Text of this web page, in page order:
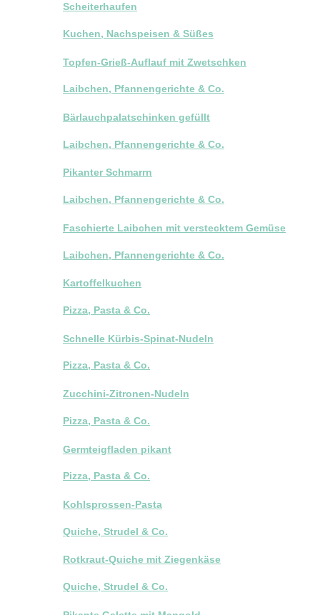
Scheiterhaufen
Kuchen, Nachspeisen & Süßes
Topfen-Grieß-Auflauf mit Zwetschken
Laibchen, Pfannengerichte & Co.
Bärlauchpalatschinken gefüllt
Laibchen, Pfannengerichte & Co.
Pikanter Schmarrn
Laibchen, Pfannengerichte & Co.
Faschierte Laibchen mit verstecktem Gemüse
Laibchen, Pfannengerichte & Co.
Kartoffelkuchen
Pizza, Pasta & Co.
Schnelle Kürbis-Spinat-Nudeln
Pizza, Pasta & Co.
Zucchini-Zitronen-Nudeln
Pizza, Pasta & Co.
Germteigfladen pikant
Pizza, Pasta & Co.
Kohlsprossen-Pasta
Quiche, Strudel & Co.
Rotkraut-Quiche mit Ziegenkäse
Quiche, Strudel & Co.